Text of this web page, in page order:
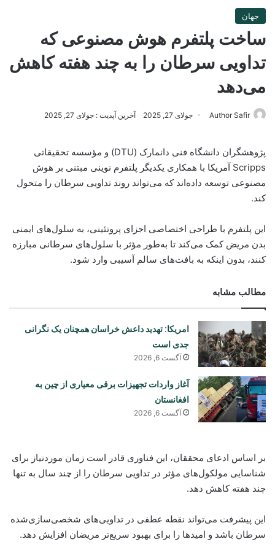
جهان
ساخت پلتفرم هوش مصنوعی که
تداویی سرطان را به چند هفته کاهش
می‌دهد
Author Safir جولای 27, 2025 آخرین آپدیت : جولای 27, 2025
پژوهشگران دانشگاه فنی دانمارک (DTU) و مؤسسه تحقیقاتی
Scripps آمریکا با همکاری یکدیگر پلتفرم نوینی مبتنی بر هوش
مصنوعی توسعه داده‌اند که می‌تواند روند تداویی سرطان را متحول
کند.
این پلتفرم با طراحی اختصاصی اجزای پروتئینی، به سلول‌های ایمنی
بدن مریض کمک می‌کند تا به‌طور مؤثر با سلول‌های سرطانی مبارزه
کنند، بدون اینکه به بافت‌های سالم آسیبی وارد شود.
مطالب مشابه
امریکا: تهدید داعش خراسان همچنان یک نگرانی
جدی است
آگست 6, 2026
آغاز واردات تجهیزات برقی معیاری از چین به
افغانستان
آگست 6, 2026
بر اساس ادعای محققان، این فناوری قادر است زمان موردنیاز برای
شناسایی مولکول‌های مؤثر در تداویی سرطان را از چند سال به تنها
چند هفته کاهش دهد.
این پیشرفت می‌تواند نقطه عطفی در تداویی‌های شخصی‌سازی‌شده
سرطان باشد و امیدها را برای بهبود سریع‌تر مریضان افزایش دهد.